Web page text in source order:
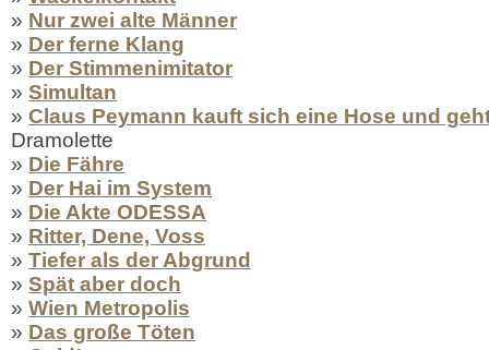
» Nur zwei alte Männer
» Der ferne Klang
» Der Stimmenimitator
» Simultan
» Claus Peymann kauft sich eine Hose und
Dramolette
» Die Fähre
» Der Hai im System
» Die Akte ODESSA
» Ritter, Dene, Voss
» Tiefer als der Abgrund
» Spät aber doch
» Wien Metropolis
» Das große Töten